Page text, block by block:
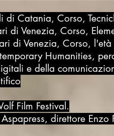
Catania, Corso,
di Venezia, Corso,
di Venezia, Corso,
Humanities,
e della
Film Festival.
direttore Enzo